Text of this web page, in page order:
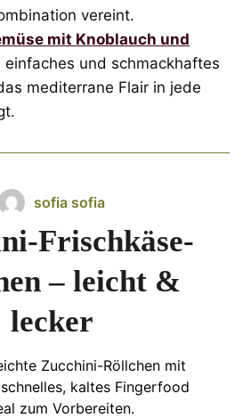
vereint.
mit Knoblauch und
einfaches und schmackhaftes
mediterrane Flair in jede
sofia sofia
Frischkäse-
– leicht &
lecker
Zucchini-Röllchen mit
kaltes Fingerfood
zum Vorbereiten.